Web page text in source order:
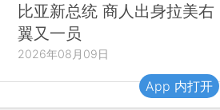
比亚新总统 商人出身拉美右
翼又一员
2026年08月09日
App 内打开